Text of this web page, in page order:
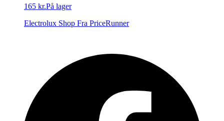
165 kr.På lager
Electrolux Shop Fra PriceRunner